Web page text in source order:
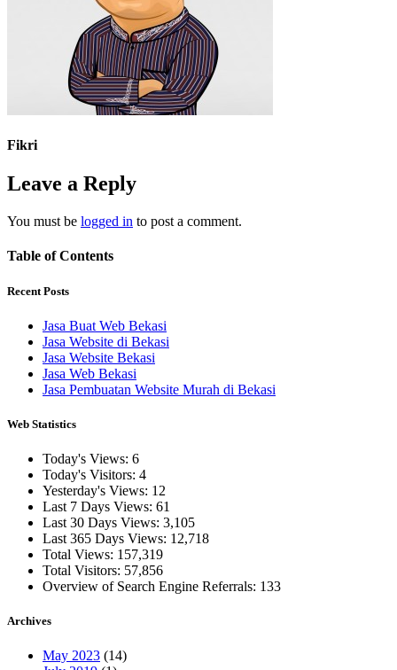
Fikri
Leave a Reply
You must be logged in to post a comment.
Table of Contents
Recent Posts
Jasa Buat Web Bekasi
Jasa Website di Bekasi
Jasa Website Bekasi
Jasa Web Bekasi
Jasa Pembuatan Website Murah di Bekasi
Web Statistics
Today's Views: 6
Today's Visitors: 4
Yesterday's Views: 12
Last 7 Days Views: 61
Last 30 Days Views: 3,105
Last 365 Days Views: 12,718
Total Views: 157,319
Total Visitors: 57,856
Overview of Search Engine Referrals: 133
Archives
May 2023 (14)